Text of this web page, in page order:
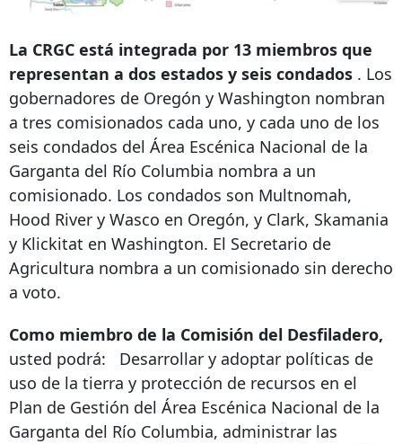
La CRGC está integrada por 13 miembros que
representan a dos estados y seis condados . Los
gobernadores de Oregón y Washington nombran
a tres comisionados cada uno, y cada uno de los
seis condados del Área Escénica Nacional de la
Garganta del Río Columbia nombra a un
comisionado. Los condados son Multnomah,
Hood River y Wasco en Oregón, y Clark, Skamania
y Klickitat en Washington. El Secretario de
Agricultura nombra a un comisionado sin derecho
a voto.
Como miembro de la Comisión del Desfiladero,
usted podrá:
Desarrollar y adoptar políticas de
uso de la tierra y protección de recursos en el
Plan de Gestión del Área Escénica Nacional de la
Garganta del Río Columbia, administrar las